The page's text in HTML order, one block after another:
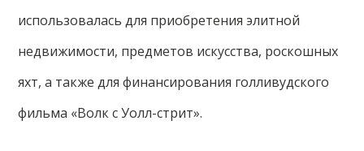
использовалась для приобретения элитной
недвижимости, предметов искусства, роскошных
яхт, а также для финансирования голливудского
фильма «Волк с Уолл-стрит».